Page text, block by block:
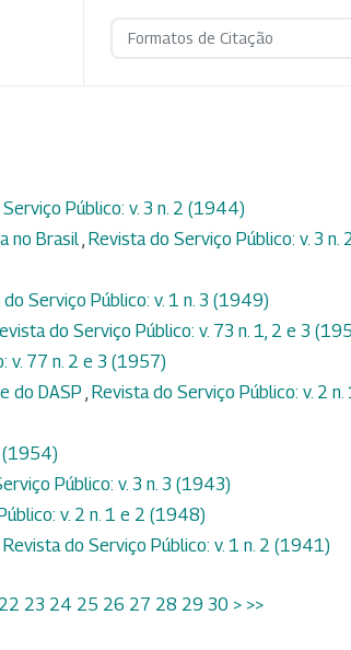
Formatos de Citação
Público: v. 3 n. 2 (1944)
no Brasil, Revista do Serviço Público: v. 3 n.
do Serviço Público: v. 1 n. 3 (1949)
do Serviço Público: v. 73 n. 1, 2 e 3
v. 77 n. 2 e 3 (1957)
do DASP , Revista do Serviço Público: v. 2 n.
(1954)
Público: v. 3 n. 3 (1943)
v. 2 n. 1 e 2 (1948)
Revista do Serviço Público: v. 1 n. 2 (1941)
22 23 24 25 26 27 28 29 30 > >>